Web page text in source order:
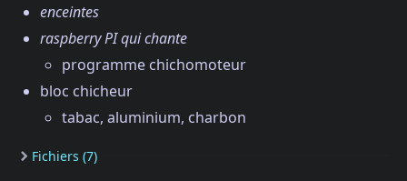
enceintes
raspberry PI qui chante
programme chichomoteur
bloc chicheur
tabac, aluminium, charbon
Fichiers (7)